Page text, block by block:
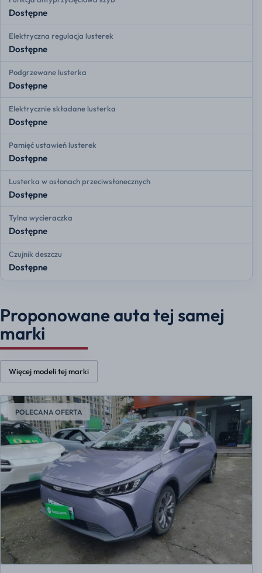
Dostępne
Elektryczna regulacja lusterek
Dostępne
Podgrzewane lusterka
Dostępne
Elektrycznie składane lusterka
Dostępne
Pamięć ustawień lusterek
Dostępne
Lusterka w osłonach przeciwsłonecznych
Dostępne
Tylna wycieraczka
Dostępne
Czujnik deszczu
Dostępne
Proponowane auta tej samej
marki
Więcej modeli tej marki
POLECANA OFERTA